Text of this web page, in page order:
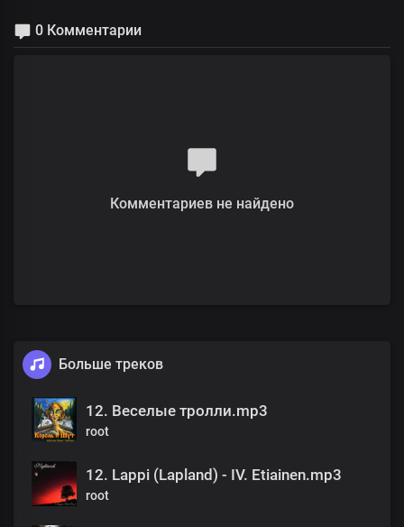
0 Комментарии
Комментариев не найдено
Больше треков
12. Веселые тролли.mp3
root
12. Lappi (Lapland) - IV. Etiainen.mp3
root